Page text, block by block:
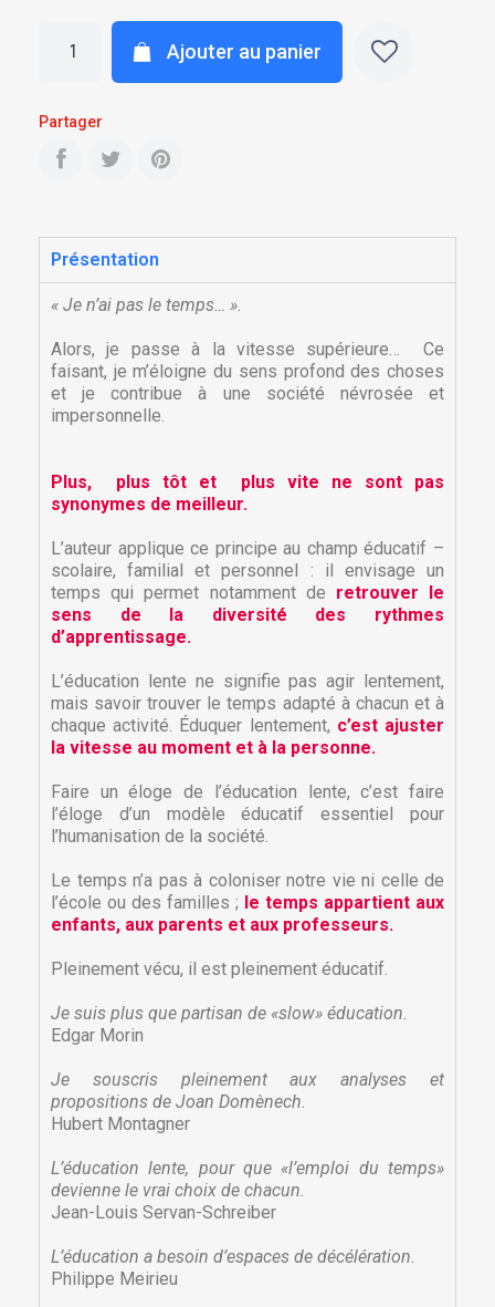
Ajouter à ma liste d'envies
Créer une liste d'envies ×
Nom de la liste d'envies
Connexion
Vous devez être connecté pour ajouter des produits
à votre liste d'envies.
Ajouter au panier
Partager
Présentation
« Je n’ai pas le temps… ».
Alors, je passe à la vitesse supérieure… Ce
faisant, je m’éloigne du sens profond des choses
et je contribue à une société névrosée et
impersonnelle.
Plus, plus tôt et plus vite ne sont pas
synonymes de meilleur.
L’auteur applique ce principe au champ éducatif –
scolaire, familial et personnel : il envisage un
temps qui permet notamment de retrouver le
sens de la diversité des rythmes
d’apprentissage.
L’éducation lente ne signifie pas agir lentement,
mais savoir trouver le temps adapté à chacun et à
chaque activité. Éduquer lentement, c’est ajuster
la vitesse au moment et à la personne.
Faire un éloge de l’éducation lente, c’est faire
l’éloge d’un modèle éducatif essentiel pour
l’humanisation de la société.
Le temps n’a pas à coloniser notre vie ni celle de
l’école ou des familles ; le temps appartient aux
enfants, aux parents et aux professeurs.
Pleinement vécu, il est pleinement éducatif.
Je suis plus que partisan de «slow» éducation.
Edgar Morin
Je souscris pleinement aux analyses et
propositions de Joan Domènech.
Hubert Montagner
L’éducation lente, pour que «l’emploi du temps»
devienne le vrai choix de chacun.
Jean-Louis Servan-Schreiber
L’éducation a besoin d’espaces de décélération.
Philippe Meirieu